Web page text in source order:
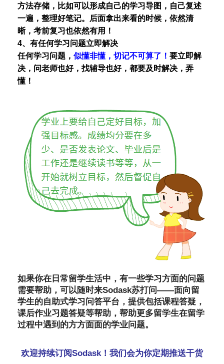
方法存储，比如可以形成自己的学习导图，自己复述
一遍，整理好笔记。后面拿出来看的时候，依然清
晰，考前复习也依然有用！
4、有任何学习问题立即解决
任何学习问题， 似懂非懂，切记不可算了！ 要立即解
决，问老师也好，找辅导也好，都要及时解决，弄
懂！
如果你在日常留学生活中，有一些学习方面的问题
需要帮助，可以随时来Sodask苏打问——面向留
学生的自助式学习问答平台，提供包括课程答疑，
课后作业习题答疑等帮助，帮助更多留学生在留学
过程中遇到的方方面面的学业问题。
欢迎持续订阅Sodask！我们会为你定期推送干货